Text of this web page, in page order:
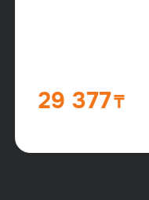
29 377